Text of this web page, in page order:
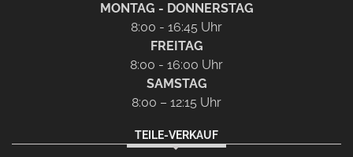
MONTAG - DONNERSTAG
8:00 - 16:45 Uhr
FREITAG
8:00 - 16:00 Uhr
SAMSTAG
8:00 – 12:15 Uhr
TEILE-VERKAUF